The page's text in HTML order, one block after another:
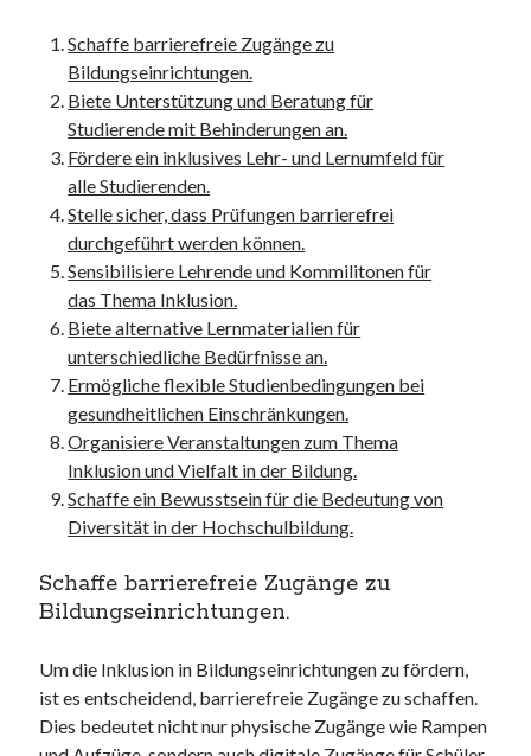
ferienwohnungen
fewo
firmenumzug
grundschule
gymnasium
haus
hause
kmk
kultur
kunst und handwerk
nach
nordsee
nordsee urlaub
ostsee
ostsee urlaub
privatumzug
rollstuhlgerechte ferienwohnung
sportunterricht
türmaße
umzugskartons
Uncategorized
unterkunft
Schaffe barrierefreie Zugänge zu
Bildungseinrichtungen.
Biete Unterstützung und Beratung für
Studierende mit Behinderungen an.
Fördere ein inklusives Lehr- und Lernumfeld für
alle Studierenden.
Stelle sicher, dass Prüfungen barrierefrei
durchgeführt werden können.
Sensibilisiere Lehrende und Kommilitonen für
das Thema Inklusion.
Biete alternative Lernmaterialien für
unterschiedliche Bedürfnisse an.
Ermögliche flexible Studienbedingungen bei
gesundheitlichen Einschränkungen.
Organisiere Veranstaltungen zum Thema
Inklusion und Vielfalt in der Bildung.
Schaffe ein Bewusstsein für die Bedeutung von
Diversität in der Hochschulbildung.
Schaffe barrierefreie Zugänge zu
Bildungseinrichtungen.
Um die Inklusion in Bildungseinrichtungen zu fördern,
ist es entscheidend, barrierefreie Zugänge zu schaffen.
Dies bedeutet nicht nur physische Zugänge wie Rampen